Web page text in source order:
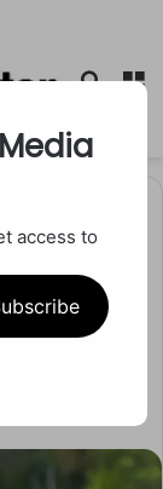
Search
यात्रा,
access to